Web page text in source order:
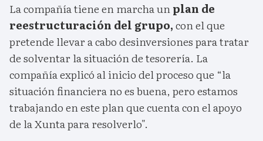
La compañía tiene en marcha unplan de
reestructuración del grupo,con el que
pretende llevar a cabo desinversiones para tratar
de solventar la situación de tesorería. La
compañía explicó al inicio del proceso que “la
situación financiera no es buena, pero estamos
trabajando en este plan que cuenta con el apoyo
de la Xunta para resolverlo".